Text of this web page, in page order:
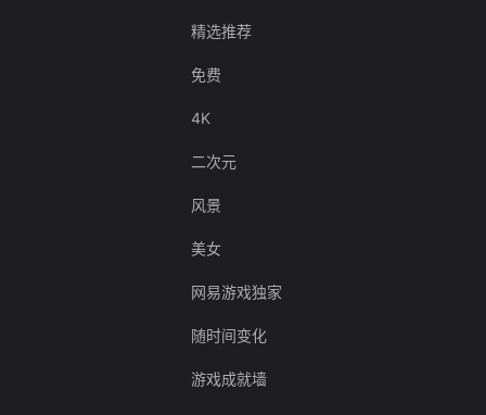
精选推荐
免费
4K
二次元
风景
美女
网易游戏独家
随时间变化
游戏成就墙